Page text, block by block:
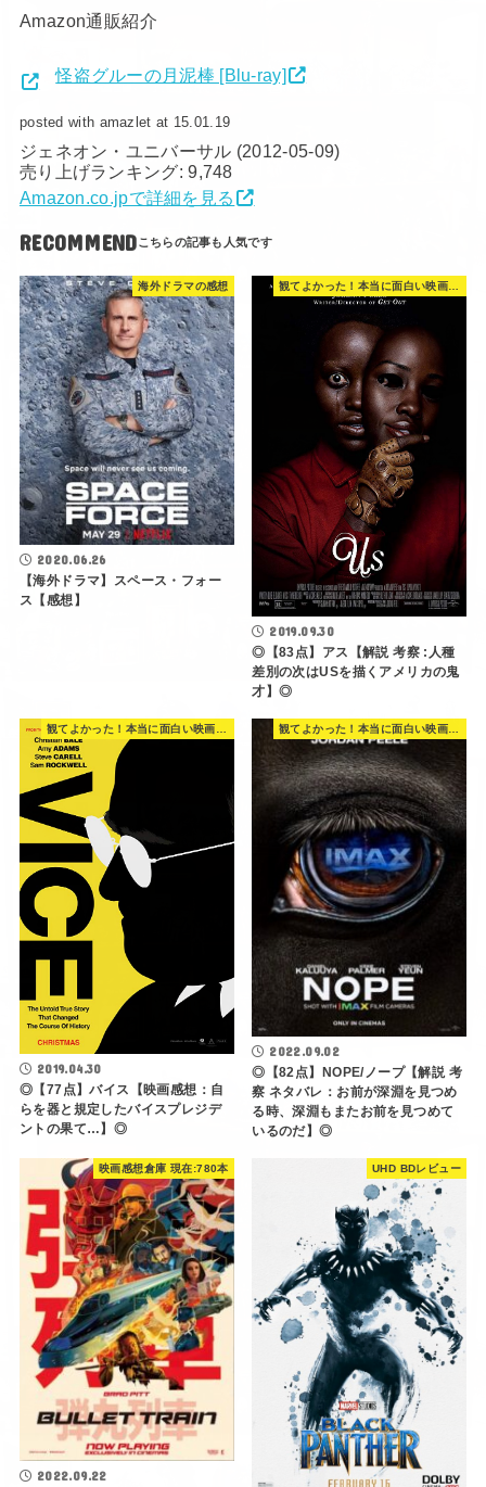
Amazon通販紹介
怪盗グルーの月泥棒 [Blu-ray]
posted with amazlet at 15.01.19
ジェネオン・ユニバーサル (2012-05-09)
売り上げランキング: 9,748
Amazon.co.jpで詳細を見る
RECOMMEND
海外ドラマの感想
2020.06.26
【海外ドラマ】スペース・フォー
ス【感想】
観てよかった！本当に面白い映画 560選
2019.09.30
◎【83点】アス【解説 考察 :人種
差別の次はUSを描くアメリカの鬼
才】◎
観てよかった！本当に面白い映画 560選
2019.04.30
◎【77点】バイス【映画感想：自
らを器と規定したバイスプレジデ
ントの果て…】◎
観てよかった！本当に面白い映画 560選
2022.09.02
◎【82点】NOPE/ノープ【解説 考
察 ネタバレ：お前が深淵を見つめ
る時、深淵もまたお前を見つめて
いるのだ】◎
映画感想倉庫 現在:780本
2022.09.22
UHD BDレビュー